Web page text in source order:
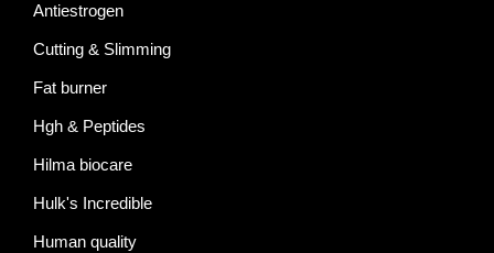
Antiestrogen
Cutting & Slimming
Fat burner
Hgh & Peptides
Hilma biocare
Hulk's Incredible
Human quality